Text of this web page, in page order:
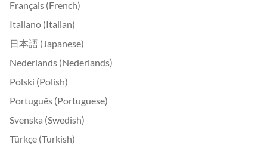
Français (French)
Italiano (Italian)
日本語 (Japanese)
Nederlands (Nederlands)
Polski (Polish)
Português (Portuguese)
Svenska (Swedish)
Türkçe (Turkish)